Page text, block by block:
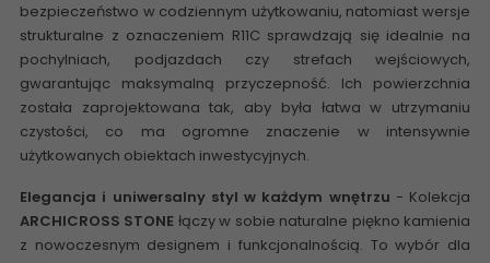
bezpieczeństwo w codziennym użytkowaniu, natomiast wersje
strukturalne z oznaczeniem R11C sprawdzają się idealnie na
pochylniach, podjazdach czy strefach wejściowych,
gwarantując maksymalną przyczepność. Ich powierzchnia
została zaprojektowana tak, aby była łatwa w utrzymaniu
czystości, co ma ogromne znaczenie w intensywnie
użytkowanych obiektach inwestycyjnych.
Elegancja i uniwersalny styl w każdym wnętrzu - Kolekcja
ARCHICROSS STONE łączy w sobie naturalne piękno kamienia
z nowoczesnym designem i funkcjonalnością. To wybór dla